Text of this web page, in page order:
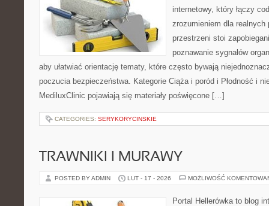
internetowy, który łączy
zrozumieniem dla
przestrzeni stoi
poznawanie sygnałów
aby ułatwiać orientację tematy, które często bywają
poczucia bezpieczeństwa. Kategorie Ciąża i poród i Płodność i
MediluxClinic pojawiają się materiały poświęcone […]
CATEGORIES: SERYKORYCINSKIE
TRAWNIKI I MURAWY
POSTED BY ADMIN LUT - 17 - 2026 MOŻLIWOŚĆ
Portal Hellerówka to blog